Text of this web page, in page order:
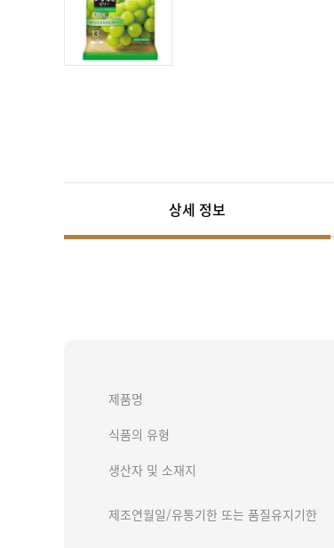
상세 정보
제품명
식품의 유형
생산자 및 소재지
제조연월일/유통기한 또는 품질유지기한